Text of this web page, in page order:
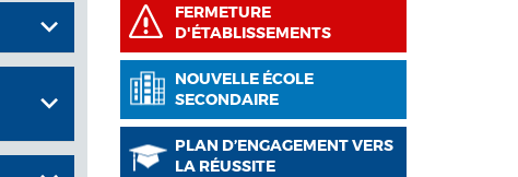
FERMETURE
D'ÉTABLISSEMENTS
NOUVELLE ÉCOLE
SECONDAIRE
PLAN D’ENGAGEMENT VERS
LA RÉUSSITE